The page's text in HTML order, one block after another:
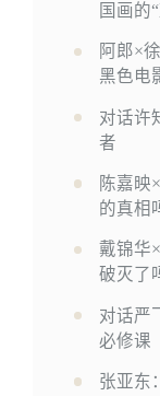
国画的
阿郎×
黑色电
对话许
者
陈嘉映
的真相
戴锦华
破灭了
对话严
必修课
张亚东